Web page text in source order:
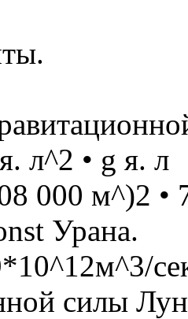
л^2 • g я. л
000 м^)2 •
Урана.
силы